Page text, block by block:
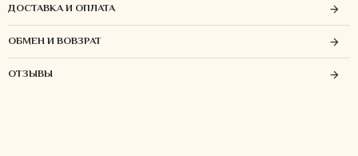
ДОСТАВКА И ОПЛАТА
ОБМЕН И ВОВЗРАТ
ОТЗЫВЫ